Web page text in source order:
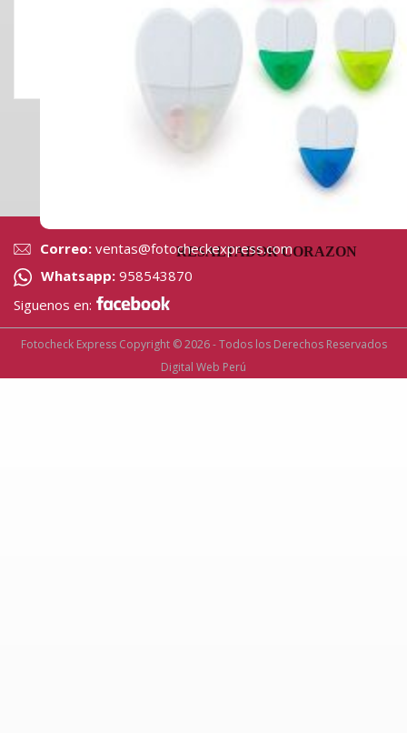
RESALTADOR CORAZON
Correo: ventas@fotocheckexpress.com
Whatsapp: 958543870
Siguenos en:
Fotocheck Express Copyright © 2026 - Todos los Derechos Reservados
Digital Web Perú